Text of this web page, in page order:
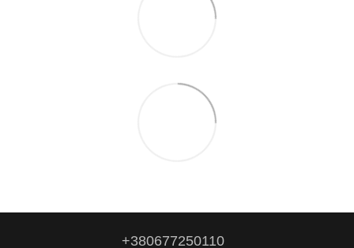
+380677250110